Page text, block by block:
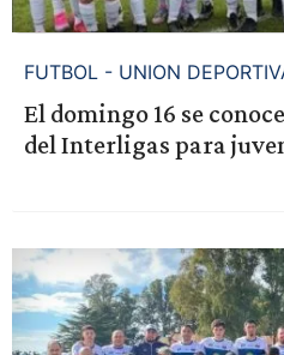
FUTBOL - UNION
El domingo 16 se
del Interligas para